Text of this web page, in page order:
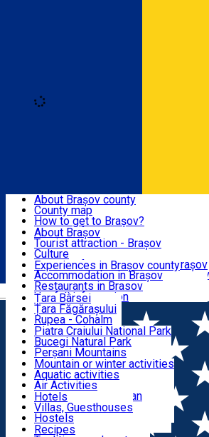
Română
BRAȘOV
EXPERIENCES
DESTINATIONS
NATURE
ACTIVE TOURISM
ACCOMMODATION
CULTURAL HERITAGE
About Brașov county
County map
How to get to Brașov?
Tourist Information Centers
Tourist Guides
Brașov Tourism Recommendations
Historical tourist attractions
What would a local recommend to
Tourism news Brașov
Restaurants
About Brașov
Tourist attraction - Brașov
Culture
Tourist Information Center - Brașov
Accommodation in Brașov
Restaurants in Brasov
Usefull information
Experiences in Brașov county
Țara Bârsei
Țara Făgărașului
Rupea - Cohalm
ECO Destinations
Piatra Craiului National Park
Bucegi Natural Park
Perșani Mountains
Făgăraș Mountains
Postăvarul Peak
Măgura Codlei
Ciucaș Mountains
Protected areas
Other natural attractions
Speoturism
Mountain or winter activities
Aquatic activities
Air Activities
Adventure, Equestrian
Cycling, Running
Other activities
Hotels
Villas, Guesthouses
Hostels
Cottages
Recipes